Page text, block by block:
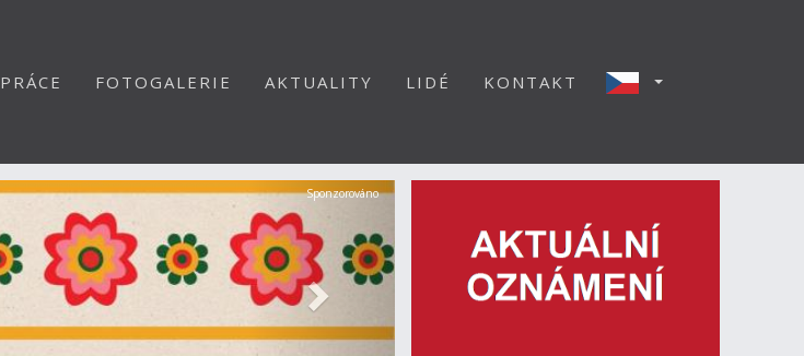
PRÁCE FOTOGALERIE AKTUALITY LIDÉ KONTAKT
Další
Sponzorováno